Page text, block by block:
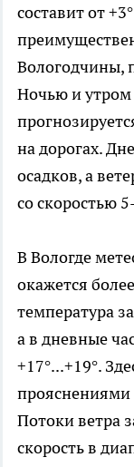
составит от
Вологодчины,
Ночью и утром
на дорогах.
осадков, а
со скоростью
В Вологде
окажется
температура
а в дневные
+17°...+19°.
прояснениями
Потоки ветра
скорость в